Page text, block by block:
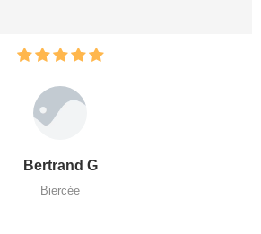
Bertrand G
Biercée